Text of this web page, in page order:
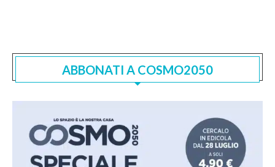
ABBONATI A COSMO2050